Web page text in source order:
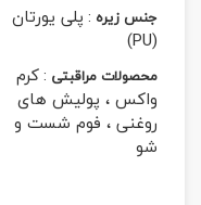
جنس زیره :پلی یورتان
(PU)
محصولات مراقبتی :کرم
واکس ، پولیش های
روغنی ، فوم شست و
شو